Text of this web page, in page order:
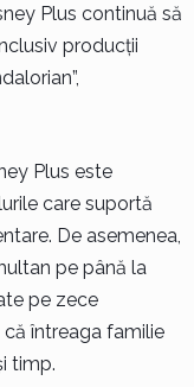
Plus continuă să
producții
Plus este
care suportă
De asemenea,
pe până la
pe zece
întreaga familie
timp.